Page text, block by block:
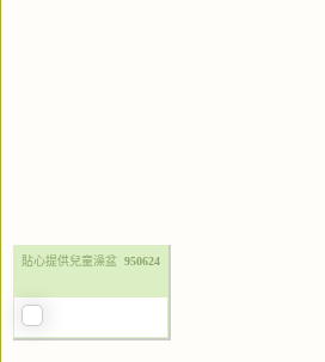
貼心提供兒童澡盆 950624